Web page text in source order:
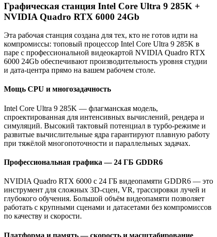
Графическая станция Intel Core Ultra 9 285K +
NVIDIA Quadro RTX 6000 24Gb
Эта рабочая станция создана для тех, кто не готов идти на
компромиссы: топовый процессор Intel Core Ultra 9 285K в
паре с профессиональной видеокартой NVIDIA Quadro RTX
6000 24Gb обеспечивают производительность уровня студии
и дата‑центра прямо на вашем рабочем столе.
Мощь CPU и многозадачность
Intel Core Ultra 9 285K — флагманская модель,
спроектированная для интенсивных вычислений, рендера и
симуляций. Высокий тактовый потенциал в турбо‑режиме и
развитые вычислительные ядра гарантируют плавную работу
при тяжёлой многопоточности и параллельных задачах.
Профессиональная графика — 24 ГБ GDDR6
NVIDIA Quadro RTX 6000 с 24 ГБ видеопамяти GDDR6 — это
инструмент для сложных 3D‑сцен, VR, трассировки лучей и
глубокого обучения. Большой объём видеопамяти позволяет
работать с крупными сценами и датасетами без компромиссов
по качеству и скорости.
Платформа и память — скорость и масштабирование